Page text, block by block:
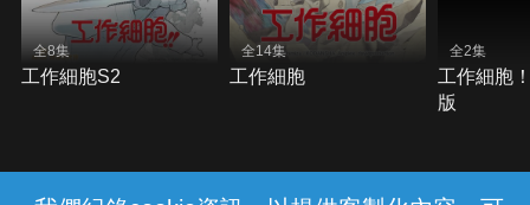
全8集
工作細胞S2
全14集
工作細胞
全2集
工作細胞
版